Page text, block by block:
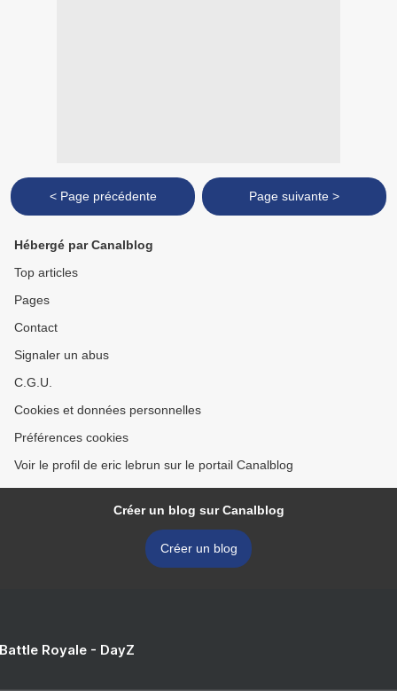
< Page précédente Page suivante >
Hébergé par Canalblog
Top articles
Pages
Contact
Signaler un abus
C.G.U.
Cookies et données personnelles
Préférences cookies
Voir le profil de eric lebrun sur le portail Canalblog
Créer un blog sur Canalblog
Créer un blog
Royale - DayZ